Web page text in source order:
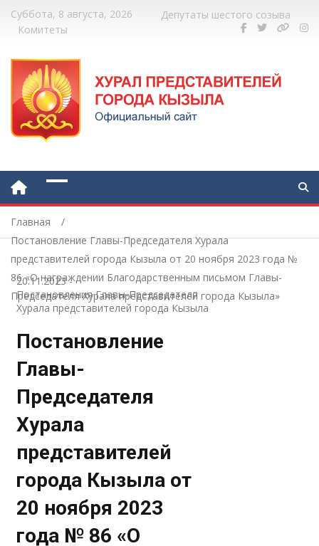
Суббота, 8 августа, 2026
Депутаты шестого созыва
Комитеты
Главная
Постановление Главы-Председателя Хурала
представителей города Кызыла от 20 ноября 2023 года №
86 «О награждении Благодарственным письмом Главы-
Председателя Хурала представителей города Кызыла»
20.11.2023-
Постановления Главы-Председателя
Хурала представителей города Кызыла
Постановление
Главы-
Председателя
Хурала
представителей
города Кызыла от
20 ноября 2023
года № 86 «О